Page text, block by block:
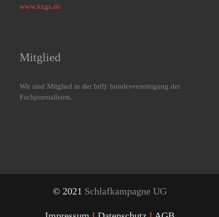
www.kzgs.de
Mitglied
Wir sind Mitglied in der bdfj: bundesvereinigung der
Fachjournalisten.
© 2021 Schlafkampagne UG